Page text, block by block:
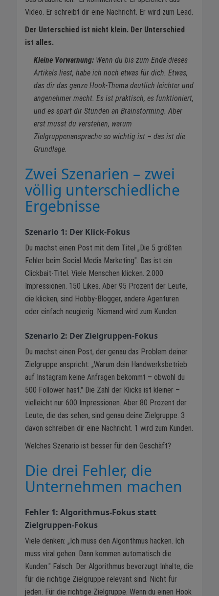
Video. Er schreibt dir eine Nachricht. Er wird zum Lead.
Der Unterschied ist nicht klein. Der Unterschied
ist alles.
Kleine Vorwarnung: Wenn du bis zum Ende dieses
Artikels liest, habe ich noch etwas für dich. Etwas,
das dir das ganze Hook-Thema deutlich leichter und
angenehmer macht. Es ist praktisch, es funktioniert,
und es spart dir Stunden an Brainstorming. Aber
erst musst du verstehen, warum
Zielgruppenansprache so wichtig ist – das ist die
Grundlage.
Zwei Szenarien – zwei
völlig unterschiedliche
Ergebnisse
Szenario 1: Der Klick-Fokus
Du machst einen Post mit dem Titel „Die 5 größten
Fehler beim Social Media Marketing". Das ist ein
Clickbait-Titel. Viele Menschen klicken. 2.000
Impressionen. 150 Likes. Aber 95 Prozent der Leute,
die klicken, sind Hobby-Blogger, andere Agenturen
oder einfach neugierig. Niemand wird zum Kunden.
Szenario 2: Der Zielgruppen-Fokus
Du machst einen Post, der genau das Problem deiner
Zielgruppe anspricht: „Warum dein Handwerksbetrieb
auf Instagram keine Anfragen bekommt – obwohl du
500 Follower hast." Die Zahl der Klicks ist kleiner –
vielleicht nur 600 Impressionen. Aber 80 Prozent der
Leute, die das sehen, sind genau deine Zielgruppe. 3
davon schreiben dir eine Nachricht. 1 wird zum Kunden.
Welches Szenario ist besser für dein Geschäft?
Die drei Fehler, die
Unternehmen machen
Fehler 1: Algorithmus-Fokus statt
Zielgruppen-Fokus
Viele denken: „Ich muss den Algorithmus hacken. Ich
muss viral gehen. Dann kommen automatisch die
Kunden." Falsch. Der Algorithmus bevorzugt Inhalte, die
für die richtige Zielgruppe relevant sind. Nicht für
jeden. Für die richtige Zielgruppe. Wenn du einen Hook